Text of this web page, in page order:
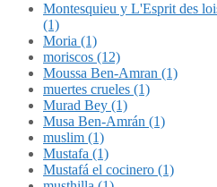
Montesquieu y L'Esprit des
(1)
Moria (1)
moriscos (12)
Moussa Ben-Amran (1)
muertes crueles (1)
Murad Bey (1)
Musa Ben-Amrán (1)
muslim (1)
Mustafa (1)
Mustafá el cocinero (1)